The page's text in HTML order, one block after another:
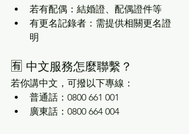
若有配偶：結婚證、配偶證件等
有更名記錄者：需提供相關更名證
明
🈶 中文服務怎麼聯繫？
若你講中文，可撥以下專線：
普通話：0800 661 001
廣東話：0800 664 004